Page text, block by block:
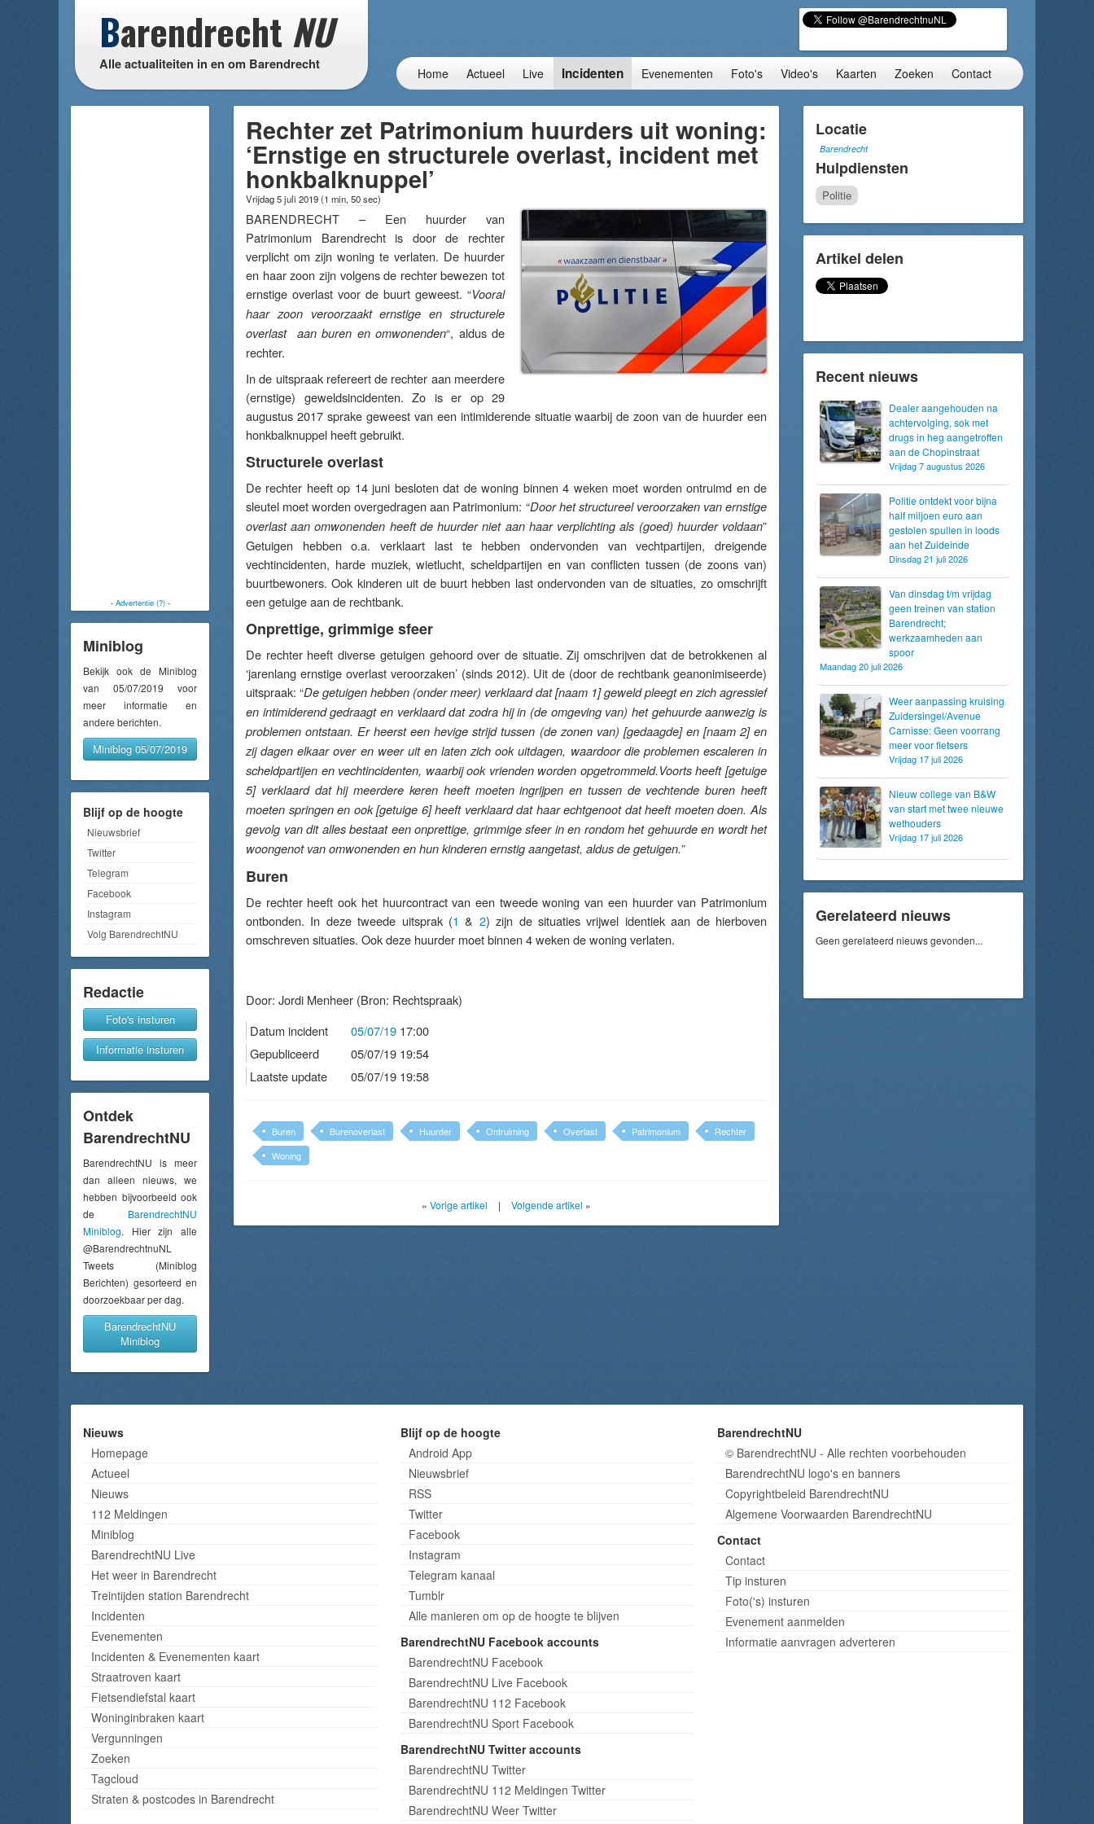
Barendrecht NU
Alle actualiteiten in en om Barendrecht
Home Actueel Live Incidenten Evenementen Foto's Video's Kaarten Zoeken Contact
- Advertentie (?)-
Miniblog
Bekijk ook de Miniblog
van 05/07/2019 voor
meer informatie en
andere berichten.
Miniblog 05/07/2019
Blijf op de hoogte
Nieuwsbrief
Twitter
Telegram
Facebook
Instagram
Volg BarendrechtNU
Redactie
Foto's insturen
Informatie insturen
Ontdek
BarendrechtNU
BarendrechtNU is meer
dan alleen nieuws, we
hebben bijvoorbeeld ook
de BarendrechtNU
Miniblog. Hier zijn alle
@BarendrechtnuNL
Tweets (Miniblog
Berichten) gesorteerd en
doorzoekbaar per dag.
BarendrechtNU
Miniblog
Rechter zet Patrimonium huurders uit woning:
‘Ernstige en structurele overlast, incident met
honkbalknuppel’
Vrijdag 5 juli 2019(1 min, 50 sec)
BARENDRECHT – Een huurder van
Patrimonium Barendrecht is door de rechter
verplicht om zijn woning te verlaten. De huurder
en haar zoon zijn volgens de rechter bewezen tot
ernstige overlast voor de buurt geweest. “Vooral
haar zoon veroorzaakt ernstige en structurele
overlast aan buren en omwonenden“, aldus de
rechter.
In de uitspraak refereert de rechter aan meerdere
(ernstige) geweldsincidenten. Zo is er op 29
augustus 2017 sprake geweest van een intimiderende situatie waarbij de zoon van de huurder een
honkbalknuppel heeft gebruikt.
Structurele overlast
De rechter heeft op 14 juni besloten dat de woning binnen 4 weken moet worden ontruimd en de
sleutel moet worden overgedragen aan Patrimonium: “Door het structureel veroorzaken van ernstige
overlast aan omwonenden heeft de huurder niet aan haar verplichting als (goed) huurder voldaan”
Getuigen hebben o.a. verklaart last te hebben ondervonden van vechtpartijen, dreigende
vechtincidenten, harde muziek, wietlucht, scheldpartijen en van conflicten tussen (de zoons van)
buurtbewoners. Ook kinderen uit de buurt hebben last ondervonden van de situaties, zo omschrijft
een getuige aan de rechtbank.
Onprettige, grimmige sfeer
De rechter heeft diverse getuigen gehoord over de situatie. Zij omschrijven dat de betrokkenen al
‘jarenlang ernstige overlast veroorzaken’ (sinds 2012). Uit de (door de rechtbank geanonimiseerde)
uitspraak: “De getuigen hebben (onder meer) verklaard dat [naam 1] geweld pleegt en zich agressief
en intimiderend gedraagt en verklaard dat zodra hij in (de omgeving van) het gehuurde aanwezig is
problemen ontstaan. Er heerst een hevige strijd tussen (de zonen van) [gedaagde] en [naam 2] en
zij dagen elkaar over en weer uit en laten zich ook uitdagen, waardoor die problemen escaleren in
scheldpartijen en vechtincidenten, waarbij ook vrienden worden opgetrommeld.Voorts heeft [getuige
5] verklaard dat hij meerdere keren heeft moeten ingrijpen en tussen de vechtende buren heeft
moeten springen en ook [getuige 6] heeft verklaard dat haar echtgenoot dat heeft moeten doen. Als
gevolg van dit alles bestaat een onprettige, grimmige sfeer in en rondom het gehuurde en wordt het
woongenot van omwonenden en hun kinderen ernstig aangetast, aldus de getuigen.”
Buren
De rechter heeft ook het huurcontract van een tweede woning van een huurder van Patrimonium
ontbonden. In deze tweede uitsprak (1 & 2) zijn de situaties vrijwel identiek aan de hierboven
omschreven situaties. Ook deze huurder moet binnen 4 weken de woning verlaten.
Door: Jordi Menheer (Bron: Rechtspraak)
Datum incident
05/07/19 17:00
Gepubliceerd
05/07/19 19:54
Laatste update
05/07/19 19:58
Buren Burenoverlast Huurder Ontruiming Overlast Patrimonium
Rechter
Woning
« Vorige artikel | Volgende artikel »
Locatie
Barendrecht
Hulpdiensten
Politie
Artikel delen
Recent nieuws
Dealer aangehouden na
achtervolging, sok met
drugs in heg aangetroffen
aan de Chopinstraat
Vrijdag 7 augustus 2026
Politie ontdekt voor bijna
half miljoen euro aan
gestolen spullen in loods
aan het Zuideinde
Dinsdag 21 juli 2026
Van dinsdag t/m vrijdag
geen treinen van station
Barendrecht;
werkzaamheden aan
spoor
Maandag 20 juli 2026
Weer aanpassing kruising
Zuidersingel/Avenue
Carnisse: Geen voorrang
meer voor fietsers
Vrijdag 17 juli 2026
Nieuw college van B&W
van start met twee nieuwe
wethouders
Vrijdag 17 juli 2026
Gerelateerd nieuws
Geen gerelateerd nieuws gevonden...
Nieuws
Homepage
Actueel
Nieuws
112 Meldingen
Miniblog
BarendrechtNU Live
Het weer in Barendrecht
Treintijden station Barendrecht
Incidenten
Evenementen
Incidenten & Evenementen kaart
Straatroven kaart
Fietsendiefstal kaart
Woninginbraken kaart
Vergunningen
Zoeken
Tagcloud
Straten & postcodes in Barendrecht
Blijf op de hoogte
Android App
Nieuwsbrief
RSS
Twitter
Facebook
Instagram
Telegram kanaal
Tumblr
Alle manieren om op de hoogte te blijven
BarendrechtNU Facebook accounts
BarendrechtNU Facebook
BarendrechtNU Live Facebook
BarendrechtNU 112 Facebook
BarendrechtNU Sport Facebook
BarendrechtNU Twitter accounts
BarendrechtNU Twitter
BarendrechtNU 112 Meldingen Twitter
BarendrechtNU Weer Twitter
BarendrechtNU
© BarendrechtNU - Alle rechten voorbehouden
BarendrechtNU logo's en banners
Copyrightbeleid BarendrechtNU
Algemene Voorwaarden BarendrechtNU
Contact
Contact
Tip insturen
Foto('s) insturen
Evenement aanmelden
Informatie aanvragen adverteren